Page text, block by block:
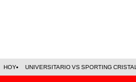
HOY UNIVERSITARIO VS SPORTING CRISTAL